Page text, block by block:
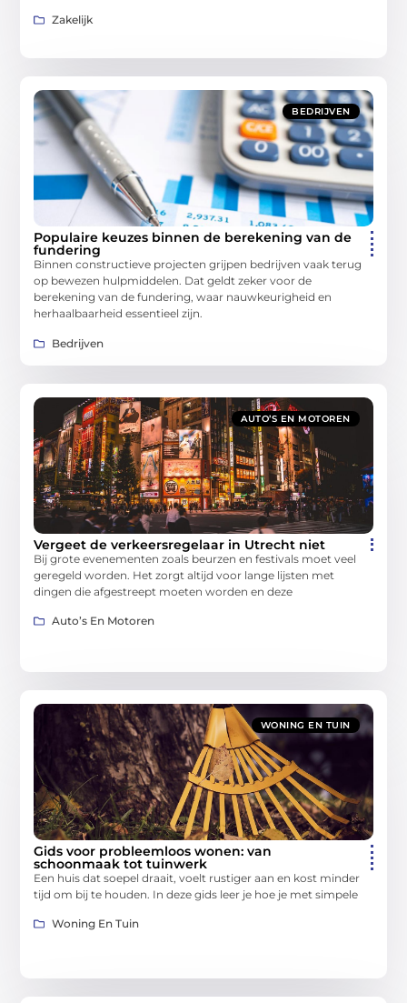
Zakelijk
BEDRIJVEN
Populaire keuzes binnen de berekening van de
fundering
Binnen constructieve projecten grijpen bedrijven vaak terug
op bewezen hulpmiddelen. Dat geldt zeker voor de
berekening van de fundering, waar nauwkeurigheid en
herhaalbaarheid essentieel zijn.
Bedrijven
AUTO’S EN MOTOREN
Vergeet de verkeersregelaar in Utrecht niet
Bij grote evenementen zoals beurzen en festivals moet veel
geregeld worden. Het zorgt altijd voor lange lijsten met
dingen die afgestreept moeten worden en deze
Auto’s En Motoren
WONING EN TUIN
Gids voor probleemloos wonen: van
schoonmaak tot tuinwerk
Een huis dat soepel draait, voelt rustiger aan en kost minder
tijd om bij te houden. In deze gids leer je hoe je met simpele
Woning En Tuin